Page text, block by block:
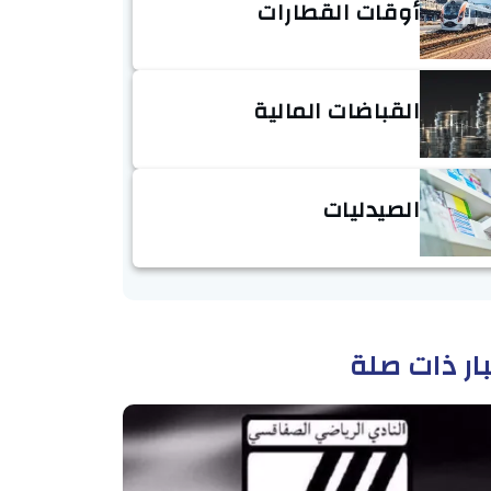
أوقات القطارات
القباضات المالية
الصيدليات
ذات صلة